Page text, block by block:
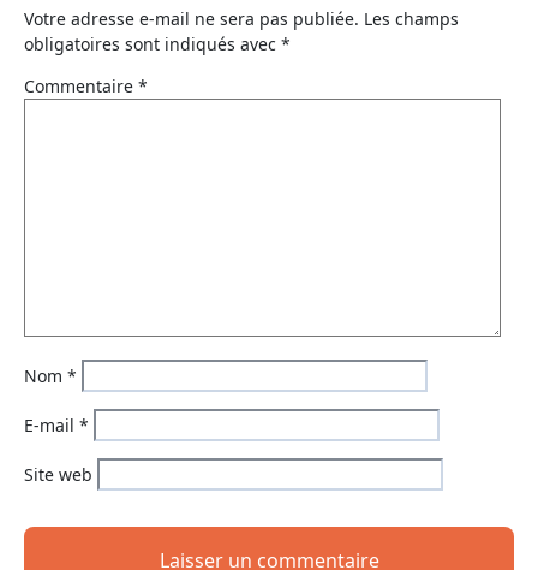
Votre adresse e-mail ne sera pas publiée. Les champs
obligatoires sont indiqués avec *
Commentaire *
Nom *
E-mail *
Site web